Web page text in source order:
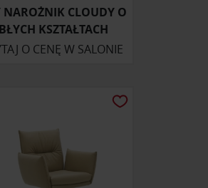
NAROŻNIK CLOUDY O
KSZTAŁTACH
O CENĘ W SALONIE